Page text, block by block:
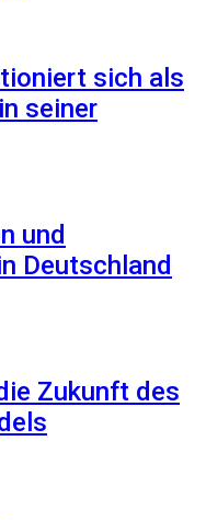
sich als
seiner
und
Deutschland
Zukunft des